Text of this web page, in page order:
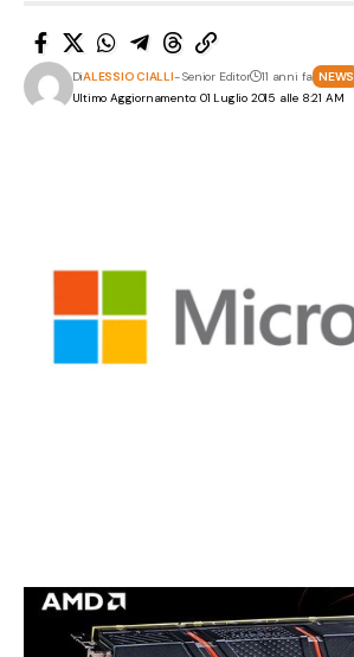
Ultimo Aggiornamento: 01 Luglio 2015 alle 8:21 AM
DiALESSIO CIALLI- Senior Editor 11 anni fa NEWS